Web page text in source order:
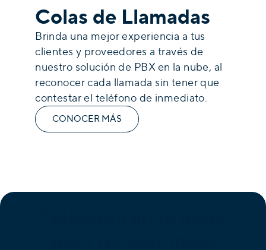
Colas de Llamadas
Brinda una mejor experiencia a tus
clientes y proveedores a través de
nuestro solución de PBX en la nube, al
reconocer cada llamada sin tener que
contestar el teléfono de inmediato.
CONOCER MÁS